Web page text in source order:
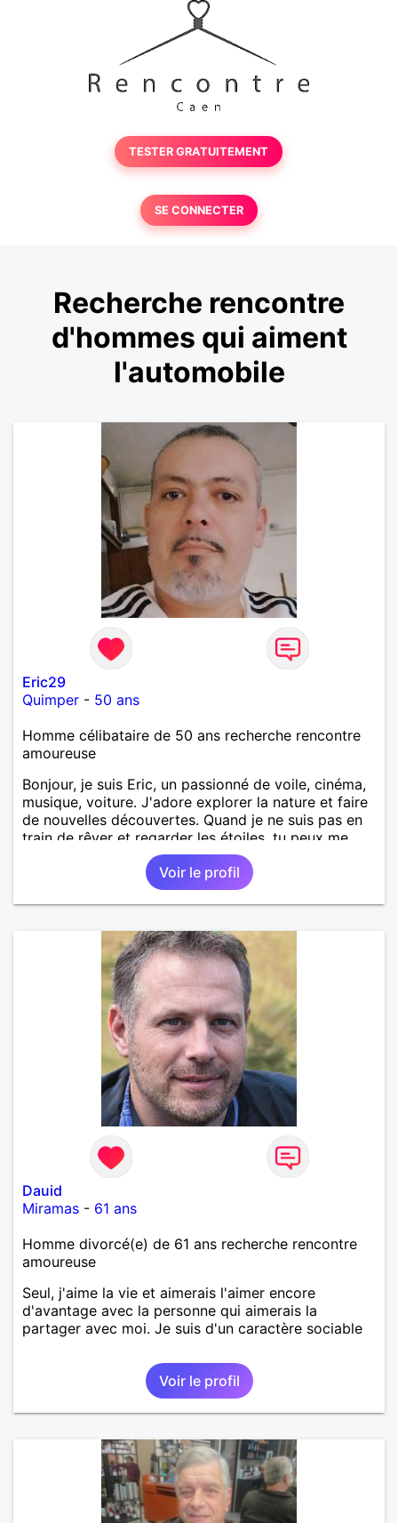
TESTER GRATUITEMENT
SE CONNECTER
Recherche rencontre
d'hommes qui aiment
l'automobile
Eric29
Quimper - 50 ans
Homme célibataire de 50 ans recherche rencontre
amoureuse
Bonjour, je suis Eric, un passionné de voile, cinéma,
musique, voiture. J'adore explorer la nature et faire
de nouvelles découvertes. Quand je ne suis pas en
train de rêver et regarder les étoiles, tu peux me
trouver en train de cuisiner ou dans une salle de
musculation. Je recherche quelqu'un avec qui
partager des moments simples et authentiques, que
ce soit autour d'un café ou lors d'une randonnée.
Voir le profil
Dauid
Miramas - 61 ans
Homme divorcé(e) de 61 ans recherche rencontre
amoureuse
Seul, j'aime la vie et aimerais l'aimer encore
d'avantage avec la personne qui aimerais la
partager avec moi. Je suis d'un caractère sociable
Voir le profil